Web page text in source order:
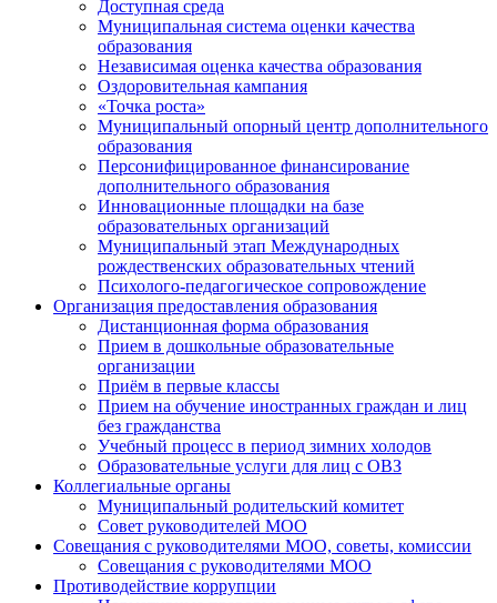
Доступная среда
Муниципальная система оценки качества
образования
Независимая оценка качества образования
Оздоровительная кампания
«Точка роста»
Муниципальный опорный центр дополнительного
образования
Персонифицированное финансирование
дополнительного образования
Инновационные площадки на базе
образовательных организаций
Муниципальный этап Международных
рождественских образовательных чтений
Психолого-педагогическое сопровождение
Организация предоставления образования
Дистанционная форма образования
Прием в дошкольные образовательные
организации
Приём в первые классы
Прием на обучение иностранных граждан и лиц
без гражданства
Учебный процесс в период зимних холодов
Образовательные услуги для лиц с ОВЗ
Коллегиальные органы
Муниципальный родительский комитет
Совет руководителей МОО
Совещания с руководителями МОО, советы, комиссии
Совещания с руководителями МОО
Противодействие коррупции